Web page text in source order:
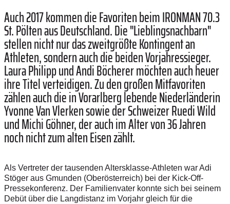
Auch 2017 kommen die Favoriten beim IRONMAN 70.3
St. Pölten aus Deutschland. Die "Lieblingsnachbarn"
stellen nicht nur das zweitgrößte Kontingent an
Athleten, sondern auch die beiden Vorjahressieger.
Laura Philipp und Andi Böcherer möchten auch heuer
ihre Titel verteidigen. Zu den großen Mitfavoriten
zählen auch die in Vorarlberg lebende Niederländerin
Yvonne Van Vlerken sowie der Schweizer Ruedi Wild
und Michi Göhner, der auch im Alter von 36 Jahren
noch nicht zum alten Eisen zählt.
Als Vertreter der tausenden Altersklasse-Athleten war Adi
Stöger aus Gmunden (Oberösterreich) bei der Kick-Off-
Pressekonferenz. Der Familienvater konnte sich bei seinem
Debüt über die Langdistanz im Vorjahr gleich für die